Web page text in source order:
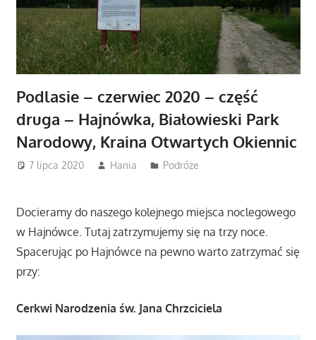
Podlasie – czerwiec 2020 – część
druga – Hajnówka, Białowieski Park
Narodowy, Kraina Otwartych Okiennic
7 lipca 2020 Hania Podróże
Docieramy do naszego kolejnego miejsca noclegowego
w Hajnówce. Tutaj zatrzymujemy się na trzy noce.
Spacerując po Hajnówce na pewno warto zatrzymać się
przy:
Cerkwi Narodzenia św. Jana Chrzciciela